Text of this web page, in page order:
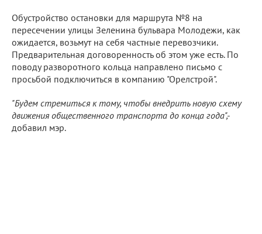
Обустройство остановки для маршрута №8 на
пересечении улицы Зеленина бульвара Молодежи, как
ожидается, возьмут на себя частные перевозчики.
Предварительная договоренность об этом уже есть. По
поводу разворотного кольца направлено письмо с
просьбой подключиться в компанию "Орелстрой".
"Будем стремиться к тому, чтобы внедрить новую схему
движения общественного транспорта до конца года",-
добавил мэр.